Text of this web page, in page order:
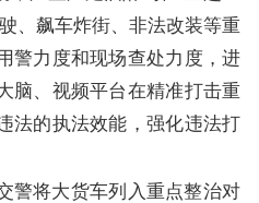
、飙车炸街、非法改装等重
警力度和现场查处力度，进
脑、视频平台在精准打击重
法的执法效能，强化违法打
警将大货车列入重点整治对